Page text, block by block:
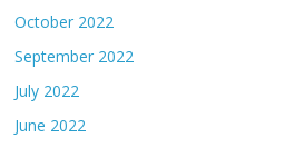
October 2022
September 2022
July 2022
June 2022